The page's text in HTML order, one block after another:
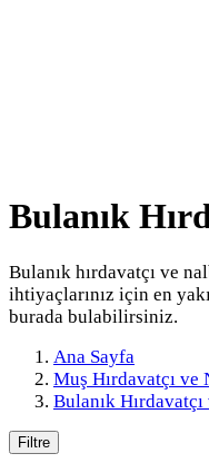
Bulanık
Bulanık hırdavatçı ve
ihtiyaçlarınız için en
burada bulabilirsiniz.
Ana Sayfa
Muş Hırdavatçı ve
Bulanık
Filtre